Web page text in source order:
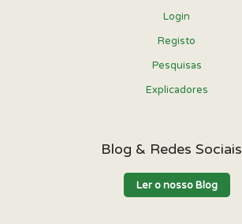
Login
Registo
Pesquisas
Explicadores
Blog & Redes Sociais
Ler o nosso Blog